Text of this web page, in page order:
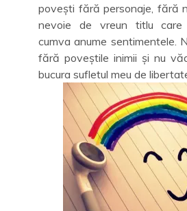
povești fără personaje, fără
nevoie de vreun titlu care
cumva anume sentimentele.
fără poveștile inimii și nu
bucura sufletul meu de